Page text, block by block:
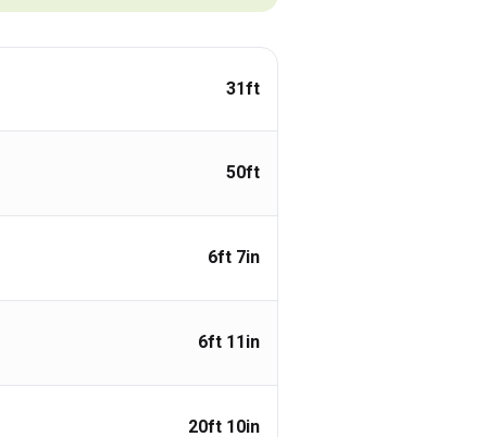
31ft
50ft
6ft 7in
6ft 11in
20ft 10in